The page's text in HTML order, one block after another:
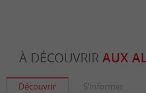
À DÉCOUVRIR AUX
Découvrir S'informer